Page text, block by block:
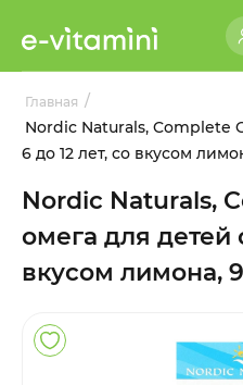
Главная /
Nordic Naturals, Complete
6 до 12 лет, со вкусом
Nordic Naturals,
омега для детей
вкусом лимона,